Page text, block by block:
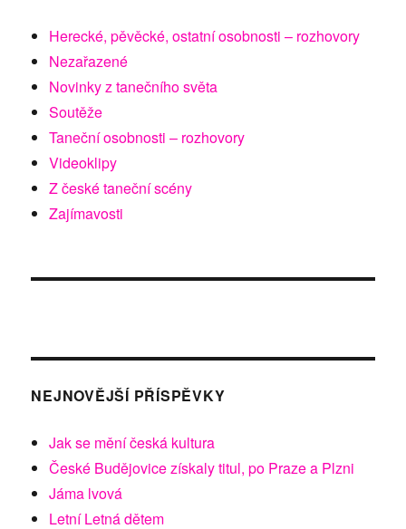
Herecké, pěvěcké, ostatní osobnosti – rozhovory
Nezařazené
Novinky z tanečního světa
Soutěže
Taneční osobnosti – rozhovory
Videoklipy
Z české taneční scény
Zajímavosti
NEJNOVĚJŠÍ PŘÍSPĚVKY
Jak se mění česká kultura
České Budějovice získaly titul, po Praze a Plzni
Jáma lvová
Letní Letná dětem